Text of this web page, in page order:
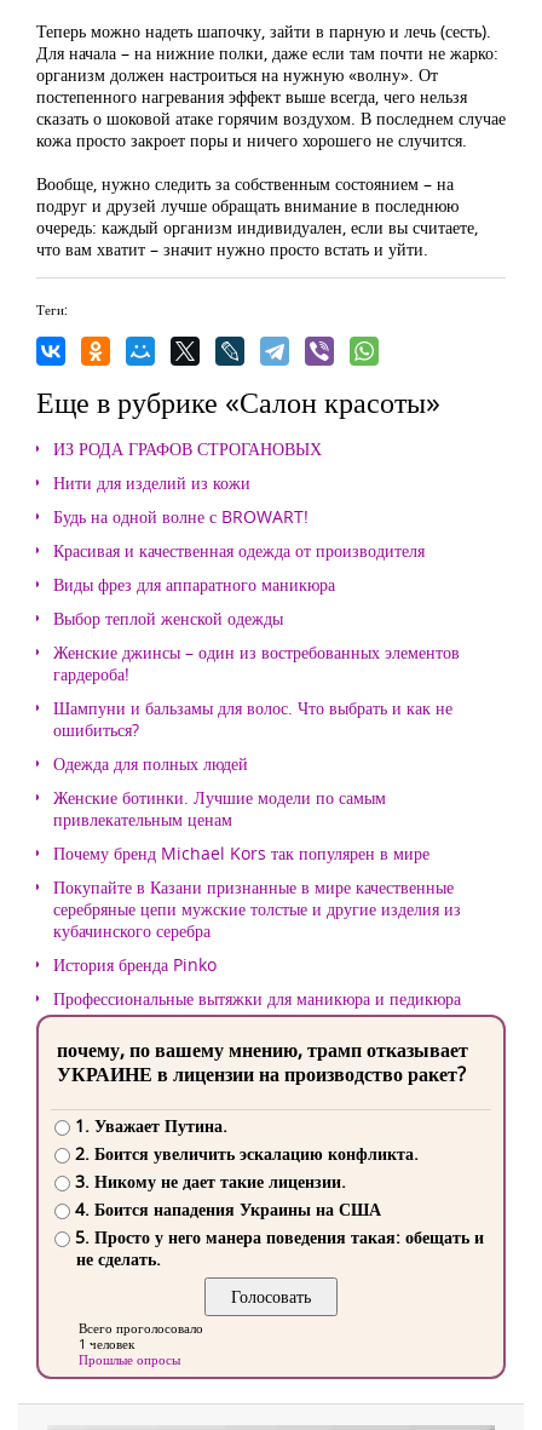
Теперь можно надеть шапочку, зайти в парную и лечь (сесть).
Для начала – на нижние полки, даже если там почти не жарко:
организм должен настроиться на нужную «волну». От
постепенного нагревания эффект выше всегда, чего нельзя
сказать о шоковой атаке горячим воздухом. В последнем случае
кожа просто закроет поры и ничего хорошего не случится.
Вообще, нужно следить за собственным состоянием – на
подруг и друзей лучше обращать внимание в последнюю
очередь: каждый организм индивидуален, если вы считаете,
что вам хватит – значит нужно просто встать и уйти.
Теги:
Еще в рубрике «Салон красоты»
ИЗ РОДА ГРАФОВ СТРОГАНОВЫХ
Нити для изделий из кожи
Будь на одной волне с BROWART!
Красивая и качественная одежда от производителя
Виды фрез для аппаратного маникюра
Выбор теплой женской одежды
Женские джинсы – один из востребованных элементов
гардероба!
Шампуни и бальзамы для волос. Что выбрать и как не
ошибиться?
Одежда для полных людей
Женские ботинки. Лучшие модели по самым
привлекательным ценам
Почему бренд Michael Kors так популярен в мире
Покупайте в Казани признанные в мире качественные
серебряные цепи мужские толстые и другие изделия из
кубачинского серебра
История бренда Pinko
Профессиональные вытяжки для маникюра и педикюра
почему, по вашему мнению, трамп отказывает
УКРАИНЕ в лицензии на производство ракет?
1. Уважает Путина.
2. Боится увеличить эскалацию конфликта.
3. Никому не дает такие лицензии.
4. Боится нападения Украины на США
5. Просто у него манера поведения такая: обещать и
не сделать.
Всего проголосовало
1 человек
Прошлые опросы